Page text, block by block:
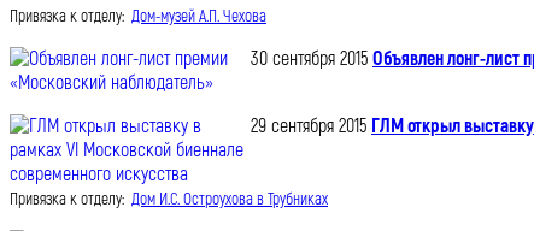
Привязка к отделу: Дом-музей А.П. Чехова
30 сентября 2015 Объявлен лонг-лист
29 сентября 2015 ГЛМ открыл
Привязка к отделу: Дом И.С. Остроухова в Трубниках